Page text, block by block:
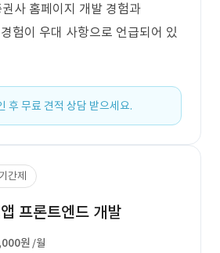
사 홈페이지 개발 경험과
험이 우대 사항으로 언급되어 있
후 무료 견적 상담 받으세요.
기간제
프론트엔드 개발
원 /월